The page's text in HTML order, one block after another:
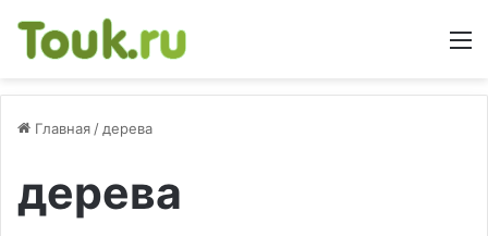
Главная / дерева
дерева